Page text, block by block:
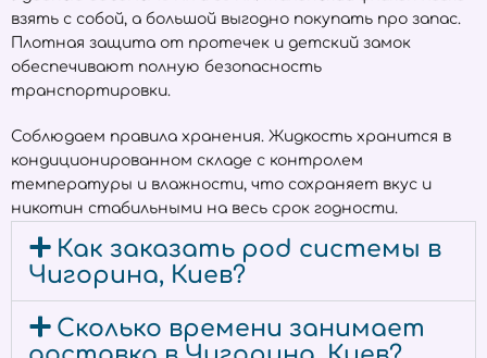
взять с собой, а большой выгодно покупать про запас.
Плотная защита от протечек и детский замок
обеспечивают полную безопасность
транспортировки.
Соблюдаем правила хранения. Жидкость хранится в
кондиционированном складе с контролем
температуры и влажности, что сохраняет вкус и
никотин стабильными на весь срок годности.
Как заказать pod системы в
Чигорина, Киев?
Сколько времени занимает